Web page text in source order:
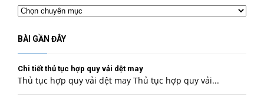
Chuyên
mục
BÀI GẦN ĐÂY
Chi tiết thủ tục hợp quy vải dệt may
Thủ tục hợp quy vải dệt may Thủ tục hợp quy vải...